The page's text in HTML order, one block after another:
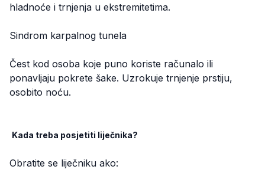
hladnoće i trnjenja u ekstremitetima.
Sindrom karpalnog tunela
Čest kod osoba koje puno koriste računalo ili
ponavljaju pokrete šake. Uzrokuje trnjenje prstiju,
osobito noću.
Kada treba posjetiti liječnika?
Obratite se liječniku ako: